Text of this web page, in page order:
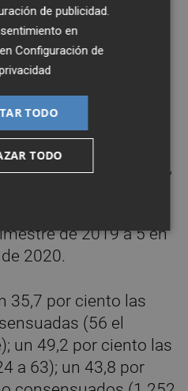
España, con 5
habitantes,
(5,3) y Murcia
de disolución
importantes
el periodo estudiado,
de nulidad,
por ciento, al pasar
de 2019 a 5 en
2020.
35,7 por ciento las
(56 el
un 49,2 por ciento las
a 63); un 43,8 por
de publicidad.
en
Configuración de
TODO
TODO